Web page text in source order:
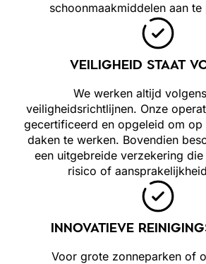
schoonmaakmiddelen aan te
VEILIGHEID STAAT
We werken altijd
veiligheidsrichtlijnen. Onze
gecertificeerd en opgeleid om op
daken te werken. Bovendien
een uitgebreide verzekering
risico of
INNOVATIEVE
Voor grote zonneparken of